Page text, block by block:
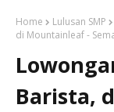
Home Lulusan SMP
di Mountainleaf -
Barista,